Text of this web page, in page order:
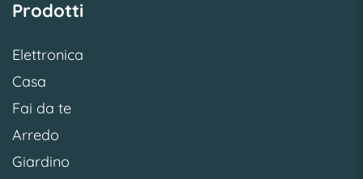
Prodotti
Elettronica
Casa
Fai da te
Arredo
Giardino